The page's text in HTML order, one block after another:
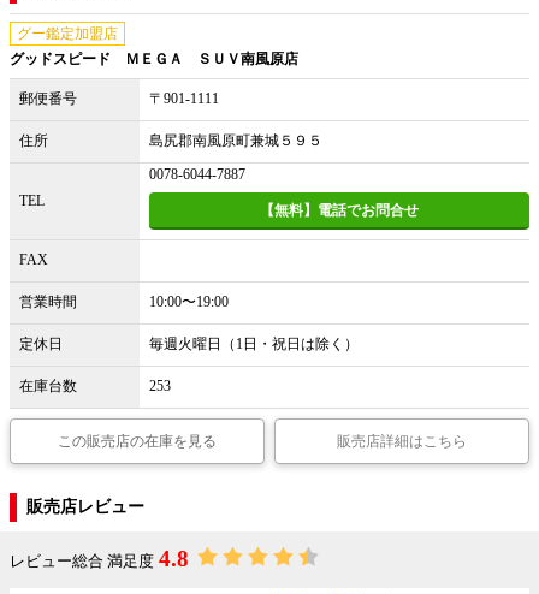
グー鑑定加盟店
グッドスピード ＭＥＧＡ ＳＵＶ南風原店
郵便番号 〒901-1111
住所 島尻郡南風原町兼城５９５
TEL
0078-6044-7887
【無料】電話でお問合せ
FAX
営業時間 10:00〜19:00
定休日 毎週火曜日（1日・祝日は除く）
在庫台数 253
この販売店の在庫を見る 販売店詳細はこちら
販売店レビュー
レビュー総合 満足度 4.8